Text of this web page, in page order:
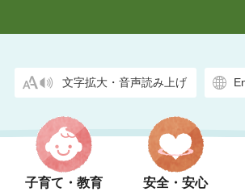
文字拡大・音声読み上げ
子育て・教育 安全・安心